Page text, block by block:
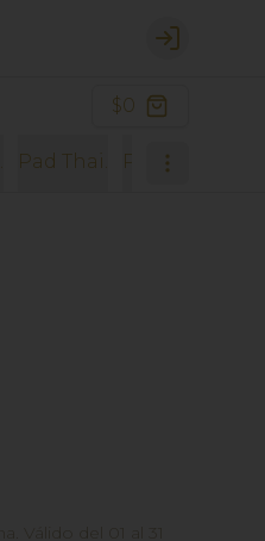
Login
$0
Pad Thai. Pad Kee Mao.